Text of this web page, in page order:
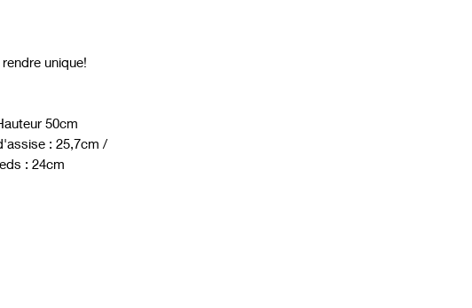
unique!
50cm
: 25,7cm /
: 24cm